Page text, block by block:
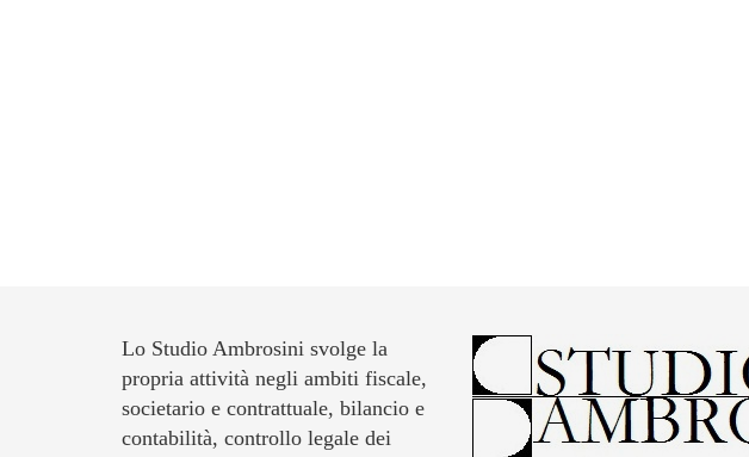
Lo Studio Ambrosini svolge la
propria attività negli ambiti fiscale,
societario e contrattuale, bilancio e
contabilità, controllo legale dei